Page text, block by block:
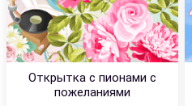
Открытка с пионами с
пожеланиями